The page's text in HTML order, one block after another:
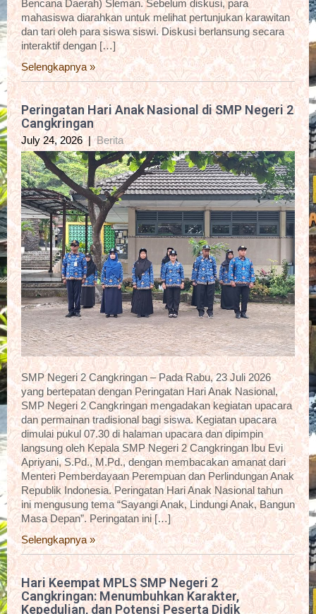
Bencana Daerah) Sleman. Sebelum diskusi, para
mahasiswa diarahkan untuk melihat pertunjukan karawitan
dan tari oleh para siswa siswi. Diskusi berlansung secara
interaktif dengan […]
Selengkapnya »
Peringatan Hari Anak Nasional di SMP Negeri 2
Cangkringan
July 24, 2026 |Berita
SMP Negeri 2 Cangkringan – Pada Rabu, 23 Juli 2026
yang bertepatan dengan Peringatan Hari Anak Nasional,
SMP Negeri 2 Cangkringan mengadakan kegiatan upacara
dan permainan tradisional bagi siswa. Kegiatan upacara
dimulai pukul 07.30 di halaman upacara dan dipimpin
langsung oleh Kepala SMP Negeri 2 Cangkringan Ibu Evi
Apriyani, S.Pd., M.Pd., dengan membacakan amanat dari
Menteri Pemberdayaan Perempuan dan Perlindungan Anak
Republik Indonesia. Peringatan Hari Anak Nasional tahun
ini mengusung tema “Sayangi Anak, Lindungi Anak, Bangun
Masa Depan”. Peringatan ini […]
Selengkapnya »
Hari Keempat MPLS SMP Negeri 2
Cangkringan: Menumbuhkan Karakter,
Kepedulian, dan Potensi Peserta Didik